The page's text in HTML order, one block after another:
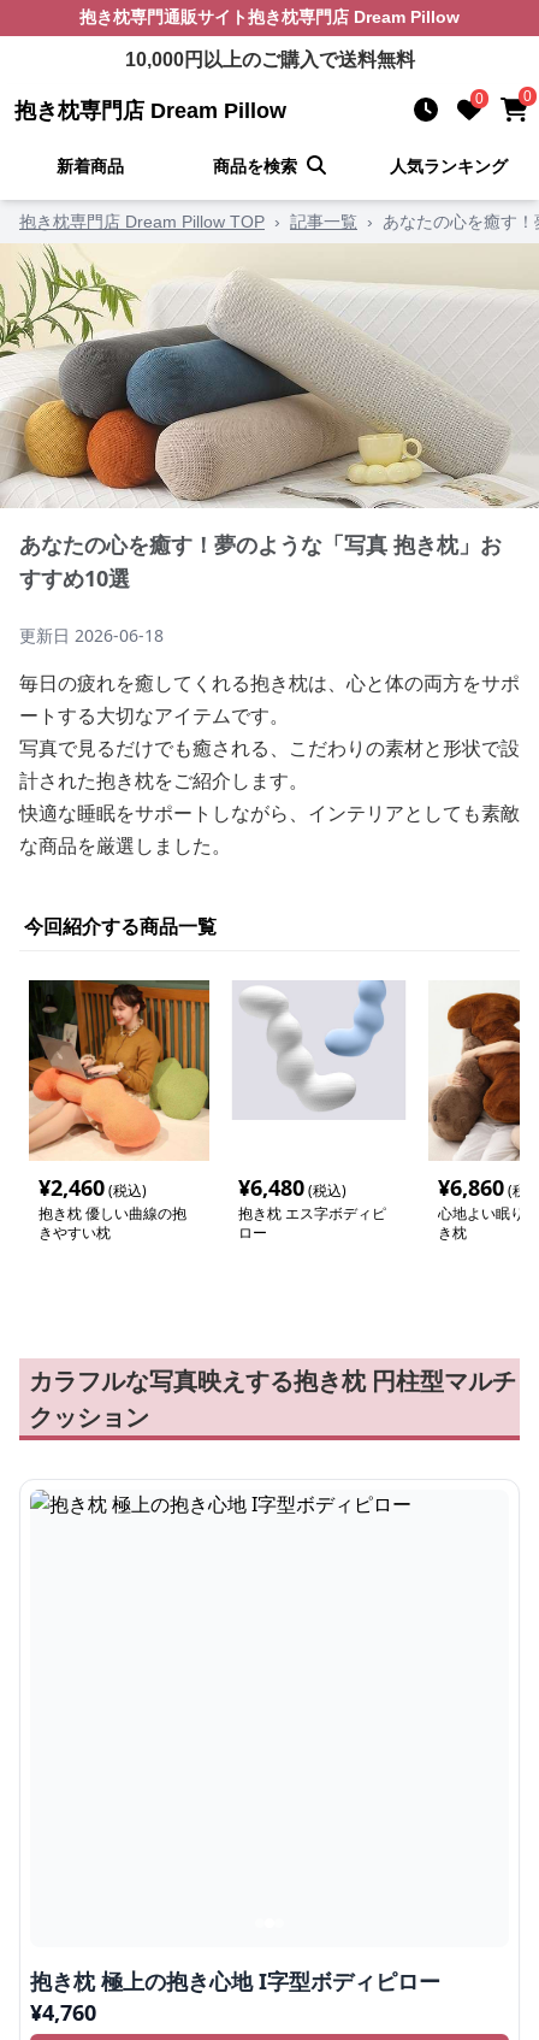
抱き枕専門通販サイト抱き枕専門店 Dream Pillow
10,000円以上のご購入で送料無料
抱き枕専門店 Dream Pillow 0 0
新着商品 商品を検索 人気ランキング
抱き枕専門店 Dream Pillow TOP › 記事一覧 › あなたの心を癒す
あなたの心を癒す！夢のような「写真 抱き枕」お
すすめ10選
更新日 2026-06-18
毎日の疲れを癒してくれる抱き枕は、心と体の両方をサポ
ートする大切なアイテムです。
写真で見るだけでも癒される、こだわりの素材と形状で設
計された抱き枕をご紹介します。
快適な睡眠をサポートしながら、インテリアとしても素敵
な商品を厳選しました。
今回紹介する商品一覧
¥2,460(税込)
抱き枕 優しい曲線の抱
きやすい枕
¥6,480(税込)
抱き枕 エス字ボディピ
ロー
¥6,860(税
心地よい眠り
き枕
カラフルな写真映えする抱き枕 円柱型マルチ
クッション
抱き枕 極上の抱き心地 I字型ボディピロー
¥4,760